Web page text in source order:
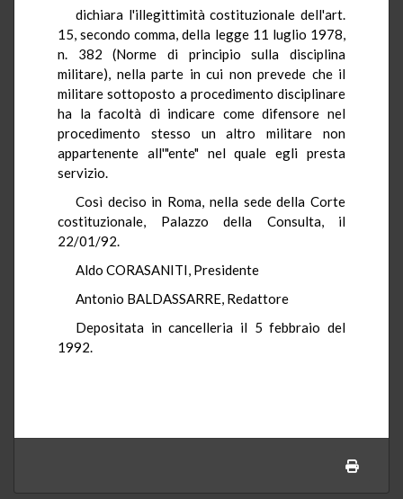
dichiara l'illegittimità costituzionale dell'art.
15, secondo comma, della legge 11 luglio 1978,
n. 382 (Norme di principio sulla disciplina
militare), nella parte in cui non prevede che il
militare sottoposto a procedimento disciplinare
ha la facoltà di indicare come difensore nel
procedimento stesso un altro militare non
appartenente all'"ente" nel quale egli presta
servizio.
Così deciso in Roma, nella sede della Corte
costituzionale, Palazzo della Consulta, il
22/01/92.
Aldo CORASANITI, Presidente
Antonio BALDASSARRE, Redattore
Depositata in cancelleria il 5 febbraio del
1992.